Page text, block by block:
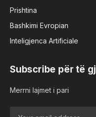
Prishtina
Bashkimi Evropian
Inteligjenca Artificiale
Subscribe për të
Merrni lajmet i pari